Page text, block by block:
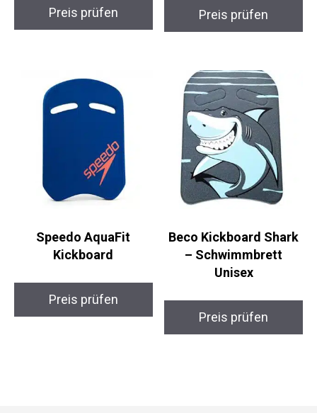
Preis prüfen Preis prüfen
Speedo AquaFit
Kickboard
Preis prüfen
Beco Kickboard Shark
– Schwimmbrett
Unisex
Preis prüfen